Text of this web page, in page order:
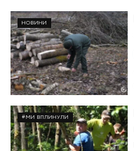
НОВИНИ
#МИ ВПЛИНУЛИ